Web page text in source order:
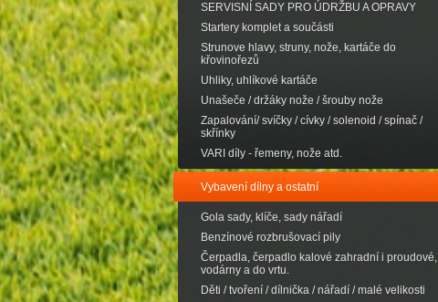
SERVISNÍ SADY PRO ÚDRŽBU A OPRAVY
Startery komplet a součásti
Strunove hlavy, struny, nože, kartáče do
křovinořezů
Uhliky, uhlíkové kartáče
Unašeče / držáky nože / šrouby nože
Zapalování/ svíčky / cívky / solenoid / spínač /
skřínky
VARI díly - řemeny, nože atd.
Vybavení dílny a ostatní
Gola sady, klíče, sady nářadí
Benzínové rozbrušovací pily
Čerpadla, čerpadlo kalové zahradní i proudové,
vodárny a do vrtu.
Děti / tvoření / dílnička / nářadí / malé velikosti